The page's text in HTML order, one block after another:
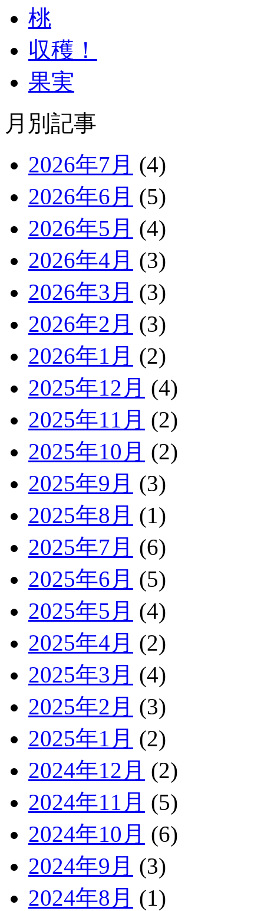
桃
収穫！
果実
月別記事
2026年7月 (4)
2026年6月 (5)
2026年5月 (4)
2026年4月 (3)
2026年3月 (3)
2026年2月 (3)
2026年1月 (2)
2025年12月 (4)
2025年11月 (2)
2025年10月 (2)
2025年9月 (3)
2025年8月 (1)
2025年7月 (6)
2025年6月 (5)
2025年5月 (4)
2025年4月 (2)
2025年3月 (4)
2025年2月 (3)
2025年1月 (2)
2024年12月 (2)
2024年11月 (5)
2024年10月 (6)
2024年9月 (3)
2024年8月 (1)